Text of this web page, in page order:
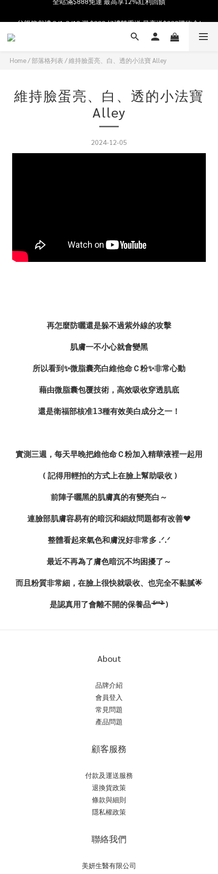
父親節獻禮 8/1-8/12 滿 $888 好禮雙重送 最高送$888購物金!
加入會員送$100購物金  加入LINE社群享優惠價
Home/部落格列表 /維持臉蛋亮、白、透的小法寶 Alley
維持臉蛋亮、白、透的小法寶
Alley
2024-12-05
再怎麼防曬還是躲不過紫外線的攻擊
肌膚一不小心就會變黑
所以看到✨微脂囊亮白維他命Ｃ粉✨非常心動
藉由微脂囊包覆技術，高效吸收穿透肌底
還是衛福部核准𝟣𝟥種有效美白成分之一！
實測三週，每天早晚把維他命Ｃ粉加入精華液裡一起用
( 記得用輕拍的方式上在臉上幫助吸收 )
前陣子曬黑的肌膚真的有變亮白～
連臉部肌膚容易有的暗沉和細紋問題都有改善❤
整體看起來氣色和膚況好非常多 .ᐟ.ᐟ
最近不再為了膚色暗沉不均困擾了～
而且粉質非常細，在臉上很快就吸收、也完全不黏膩🌟
是認真用了會離不開的保養品ᵒ̴̶̷᷄꒳ᵒ̴̶̷᷅ )
About
品牌介紹
會員登入
常見問題
產品問題
顧客服務
付款及運送服務
退換貨政策
條款與細則
隱私權政策
聯絡我們
美妍生醫有限公司